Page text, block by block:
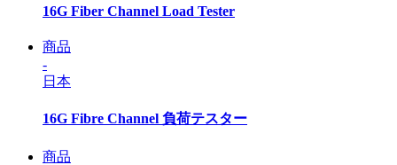
16G Fiber Channel Load Tester
商品
-
日本
16G Fibre Channel 負荷テスター
商品